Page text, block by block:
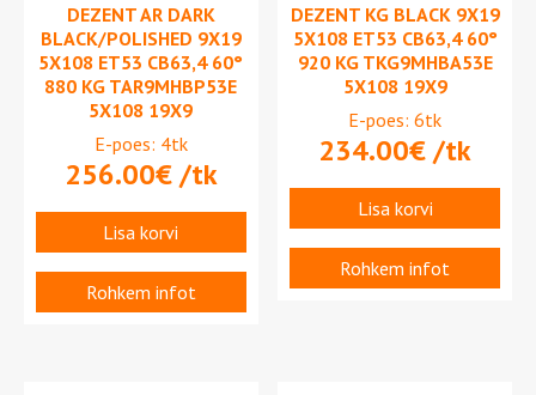
DEZENT AR DARK
BLACK/POLISHED 9X19
5X108 ET53 CB63,4 60°
880 KG TAR9MHBP53E
5X108 19X9
E-poes: 4tk
256.00€/tk
Lisa korvi
Rohkem infot
DEZENT KG BLACK 9X19
5X108 ET53 CB63,4 60°
920 KG TKG9MHBA53E
5X108 19X9
E-poes: 6tk
234.00€/tk
Lisa korvi
Rohkem infot